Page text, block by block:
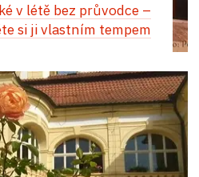
v létě bez průvodce –
si ji vlastním tempem